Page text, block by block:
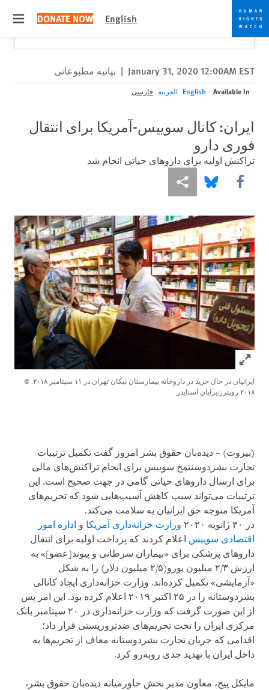
Skip
to
cookie
privacy
notice
Skip
to
main
content
English
DONATE NOW
Would you like to read this page in English?
Close
January 31, 2020 12:00AM EST
| بیانیه مطبوعاتی
Available In
English العربية فارسی
ایران: کانال سوییس-آمریکا برای انتقال
فوری دارو
تراکنش اولیه برای داروهای حیاتی انجام شد
Share this via Facebook
Share this via Bluesky
More sharing options
Click to expand Image
ایرانیان در حال خرید در داروخانه بیمارستان نیکان تهران در ۱۱ سپتامبر ۲۰۱۸.
©
۲۰۱۸ رویترز/برایان اسنایدر
(بیروت) – دیده‌بان حقوق بشر امروز گفت تکمیل ترتیبات
تجارت بشردوسنتمخ سوییس برای انجام تراکنش‌های مالی
برای ارسال داروهای حیاتی گامی در جهت صحیح است. این
ترتیبات می‌تواند سبب کاهش آسیب‌هایی شود که تحریم‌های
آمریکا متوجه حق ایرانیان به سلامت می‌کند.
در ۳۰ ژانویه ۲۰۲۰
وزارت خزانه‌داری آمریکا و اداره امور
اقتصادی سوییس اعلام کردند که پرداخت اولیه برای انتقال
داروهای پزشکی برای «بیماران سرطانی و پیوند[عضو]» به
ارزش ۲/۳ میلیون یورو(۲/۵ میلیون دلار) را به شکل
«آزمایشی» تکمیل کرده‌اند. وزارت خزانه‌داری ایجاد کانالی
بشردوستانه را در ۲۵ اکتبر ۲۰۱۹ اعلام کرده بود. این امر پس
از این صورت گرفت که وزارت خزانه‌داری در ۲۰ سپتامبر بانک
مرکزی ایران را تحت تحریم‌های ضدتروریستی قرار داد؛
اقدامی که جریان تجارت بشردوستانه معاف از تحریم‌ها به
داخل ایران با تهدید جدی روبه‌رو کرد.
مایکل پیج، معاون مدیر بخش خاورمیانه دیده‌بان حقوق بشر،